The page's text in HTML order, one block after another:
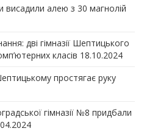
висадили алею з 30 магнолій
дві гімназії Шептицького
класів 18.10.2024
простягає руку
гімназії №8 придбали